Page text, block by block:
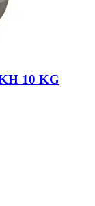
10 KG